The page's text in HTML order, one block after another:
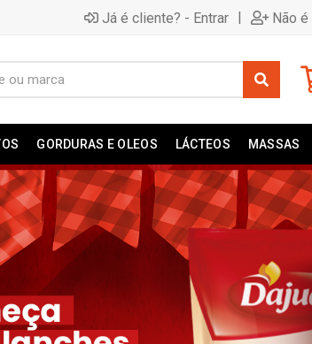
Já é cliente? - Entrar | Não
GORDURAS E OLEOS LÁCTEOS MASSAS